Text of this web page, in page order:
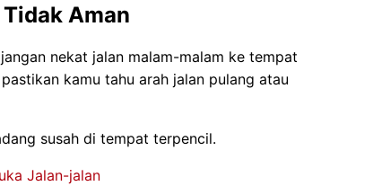
Aman
nekat jalan malam-malam ke tempat
kamu tahu arah jalan pulang atau
susah di tempat terpencil.
Jalan-jalan